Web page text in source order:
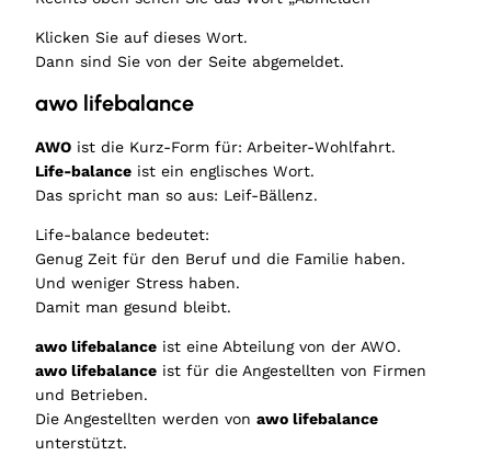
Klicken Sie auf dieses Wort.
Dann sind Sie von der Seite abgemeldet.
awo lifebalance
AWO ist die Kurz-Form für: Arbeiter-Wohlfahrt.
Life-balance ist ein englisches Wort.
Das spricht man so aus: Leif-Bällenz.
Life-balance bedeutet:
Genug Zeit für den Beruf und die Familie haben.
Und weniger Stress haben.
Damit man gesund bleibt.
awo lifebalance ist eine Abteilung von der AWO.
awo lifebalance ist für die Angestellten von Firmen
und Betrieben.
Die Angestellten werden von awo lifebalance
unterstützt.